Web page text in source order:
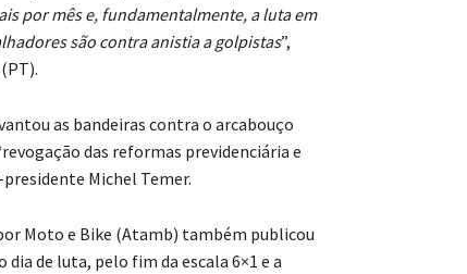
por mês e, fundamentalmente, a luta em
são contra anistia a golpistas”,
as bandeiras contra o arcabouço
das reformas previdenciária e
Michel Temer.
Moto e Bike (Atamb) também publicou
de luta, pelo fim da escala 6×1 e a